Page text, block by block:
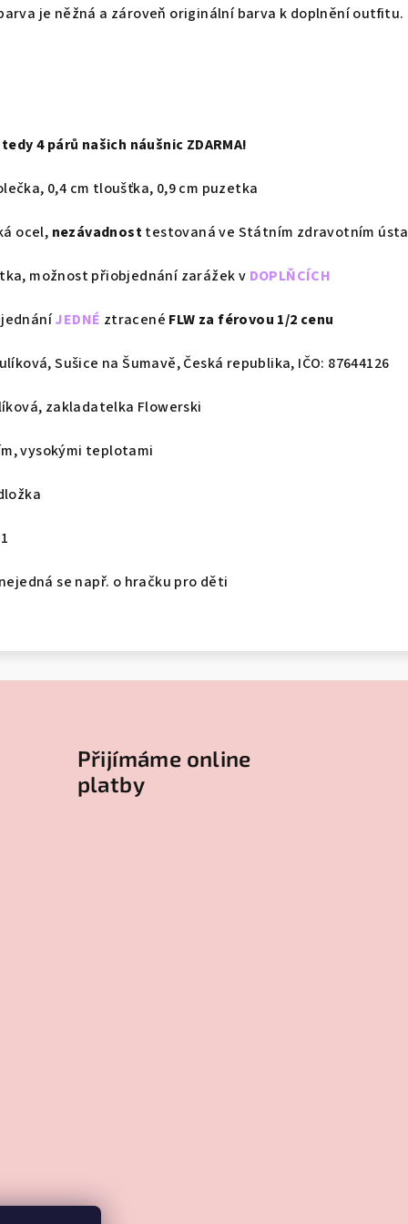
je něžná a zároveň originální barva k doplnění outfitu.
4 párů našich náušnic ZDARMA!
0,4 cm tloušťka, 0,9 cm puzetka
ocel, nezávadnosttestovaná ve Státním zdravotním
možnost přiobjednání zarážek v DOPLŇCÍCH
JEDNÉ ztracené FLW za férovou 1/2 cenu
Sušice na Šumavě, Česká republika, IČO: 87644126
zakladatelka Flowerski
vysokými teplotami
se např. o hračku pro děti
Přijímáme online
platby